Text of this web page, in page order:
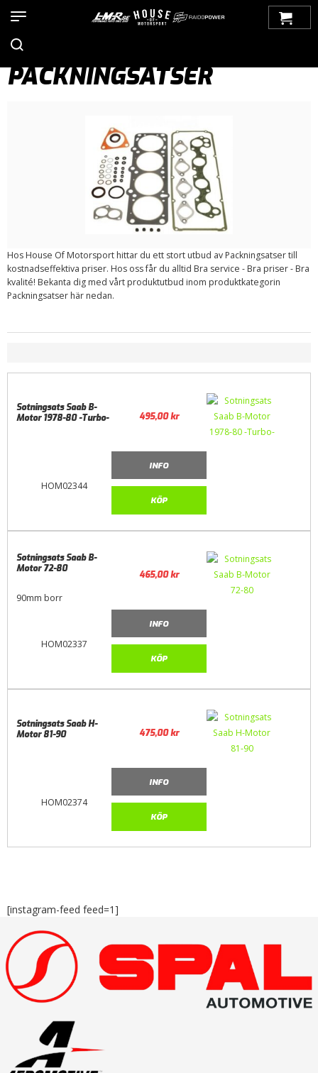
Motor / Tillbehör>
Packningar
PACKNINGSATSER
Hos House Of Motorsport hittar du ett stort utbud av Packningsatser till
kostnadseffektiva priser. Hos oss får du alltid Bra service - Bra priser - Bra
kvalité! Bekanta dig med vårt produktutbud inom produktkategorin
Packningsatser här nedan.
HOM02344
Sotningsats Saab B-
Motor 1978-80 -Turbo-
495,00kr
INFO
KÖP
HOM02337
Sotningsats Saab B-
Motor 72-80
90mm borr
465,00kr
INFO
KÖP
HOM02374
Sotningsats Saab H-
Motor 81-90
475,00kr
INFO
KÖP
[instagram-feed feed=1]